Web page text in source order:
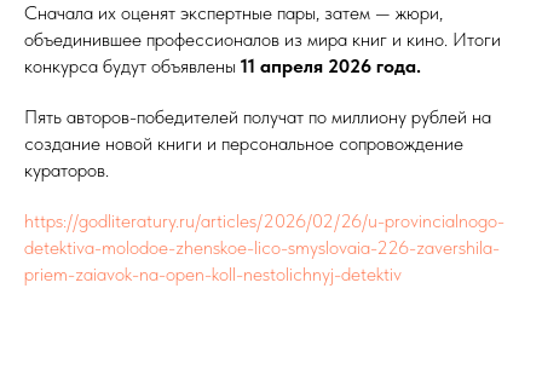
Сначала их оценят экспертные пары, затем — жюри,
объединившее профессионалов из мира книг и кино. Итоги
конкурса будут объявлены 11 апреля 2026 года.
Пять авторов-победителей получат по миллиону рублей на
создание новой книги и персональное сопровождение
кураторов.
https://godliteratury.ru/articles/2026/02/26/u-provincialnogo-
detektiva-molodoe-zhenskoe-lico-smyslovaia-226-zavershila-
priem-zaiavok-na-open-koll-nestolichnyj-detektiv